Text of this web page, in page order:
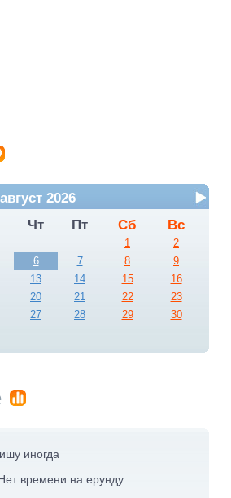
август 2026
Чт Пт Сб Вс
1
2
6 7 8
9
13 14 15
16
20 21 22
23
27 28 29
30
иногда
времени на ерунду